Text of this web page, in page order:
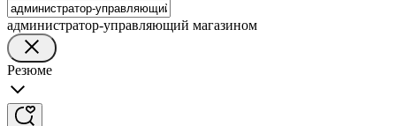
администратор-управляющий магазином
Резюме